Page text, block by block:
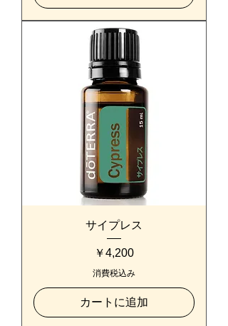
サイプレス
価格
￥4,200
消費税込み
カートに追加